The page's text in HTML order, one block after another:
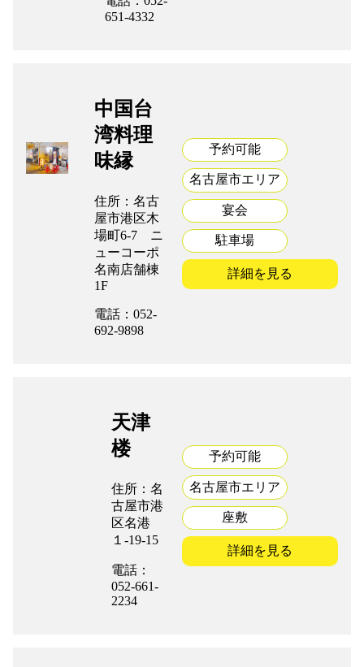
651-4332
中国台
湾料理
味縁
住所：名古
屋市港区木
場町6-7 ニ
ューコーポ
名南店舗棟
1F
電話：052-
692-9898
予約可能
名古屋市エリア
宴会
駐車場
詳細を見る
天津
楼
住所：名
古屋市港
区名港
１-19-15
電話：
052-661-
2234
予約可能
名古屋市エリア
座敷
詳細を見る